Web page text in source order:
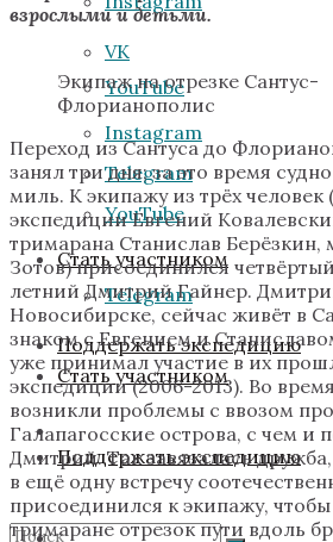
YouTube
Telegram
Стать участником
Поддержать экспедицию
VK
Instagram
YouTube
Telegram
Стать участником
Поддержать экспедицию
взрослыми и детьми.
Экипаж на отрезке Сантус-
Флорианополис
Переход из Сантуса до
занял три дня; за это время
миль. К экипажу из трёх человек
экспедиции Евгений
тримарана Станислав Берёзкин,
Зотов) присоединился
летний Дмитрий Гайнер.
Новосибирске, сейчас живёт в
знаком с Евгением и
уже принимал участие в их
экспедиции (2006-2013). Во
возникли проблемы с ввозом
Галапагосские острова, с чем и
Дмитрий. Так завязалась
в ещё одну встречу
присоединился к экипажу,
тримаране отрезок пути вдоль